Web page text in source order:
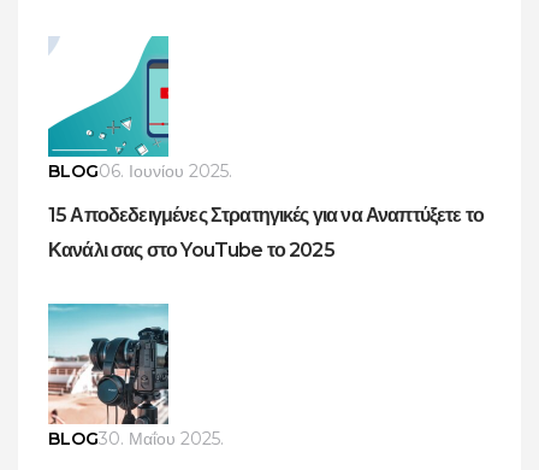
BLOG06. Ιουνίου 2025.
15 Αποδεδειγμένες Στρατηγικές για να Αναπτύξετε το
Κανάλι σας στο YouTube το 2025
BLOG30. Μαΐου 2025.